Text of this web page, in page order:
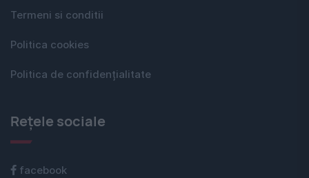
Termeni si conditii
Politica cookies
Politica de confidențialitate
Rețele sociale
facebook